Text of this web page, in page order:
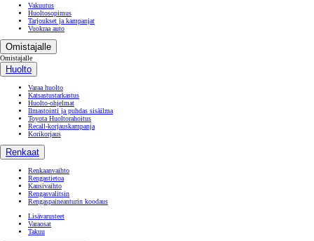
Vakuutus
Huoltosopimus
Tarjoukset ja kampanjat
Vuokraa auto
Omistajalle
Omistajalle
Huolto
Varaa huolto
Katsastustarkastus
Huolto-ohjelmat
Ilmastointi ja puhdas sisäilma
Toyota Huoltorahoitus
Recall-korjauskampanja
Korikorjaus
Renkaat
Renkaanvaihto
Rengastietoa
Kausivaihto
Rengasvalitsin
Rengaspaineanturin koodaus
Lisävarusteet
Varaosat
Takuu